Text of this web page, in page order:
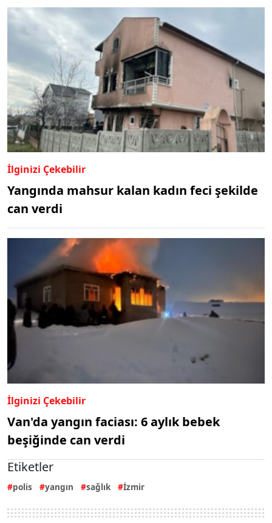
İlginizi Çekebilir
Yangında mahsur kalan kadın feci şekilde
can verdi
İlginizi Çekebilir
Van'da yangın faciası: 6 aylık bebek
beşiğinde can verdi
Etiketler
polis yangın sağlık İzmir